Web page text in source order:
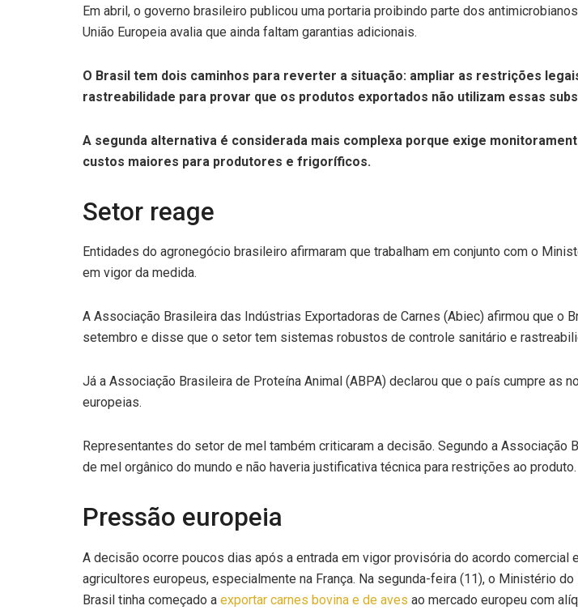
Em abril, o governo brasileiro publicou uma portaria proibindo parte dos
União Europeia avalia que ainda faltam garantias adicionais.
O Brasil tem dois caminhos para reverter a situação: ampliar as restrições
rastreabilidade para provar que os produtos exportados não utilizam essas
A segunda alternativa é considerada mais complexa porque exige
custos maiores para produtores e frigoríficos.
Setor reage
Entidades do agronegócio brasileiro afirmaram que trabalham em conjunto com o
em vigor da medida.
A Associação Brasileira das Indústrias Exportadoras de Carnes (Abiec) afirmou que o
setembro e disse que o setor tem sistemas robustos de controle sanitário e
Já a Associação Brasileira de Proteína Animal (ABPA) declarou que o país cumpre
europeias.
Representantes do setor de mel também criticaram a decisão. Segundo a
de mel orgânico do mundo e não haveria justificativa técnica para restrições ao produto.
Pressão europeia
A decisão ocorre poucos dias após a entrada em vigor provisória do acordo
agricultores europeus, especialmente na França. Na segunda-feira (11), o Ministério
Brasil tinha começado a exportar carnes bovina e de aves ao mercado europeu com